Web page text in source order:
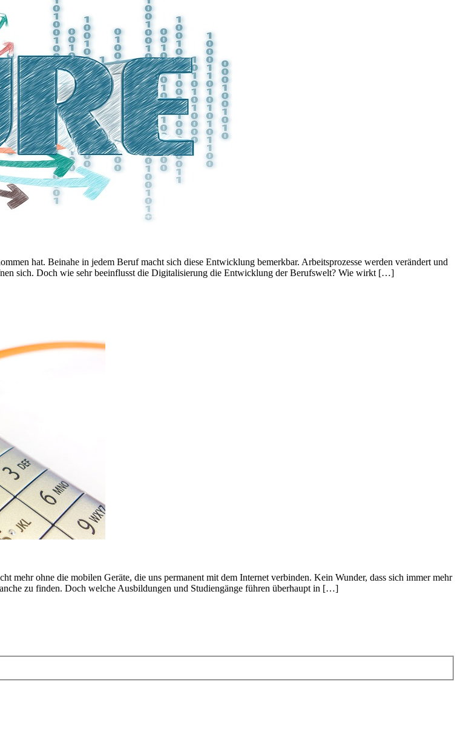
hat. Beinahe in jedem Beruf macht sich diese Entwicklung bemerkbar. Arbeitsprozesse werden verändert und
sich. Doch wie sehr beeinflusst die Digitalisierung die Entwicklung der Berufswelt? Wie wirkt […]
mehr ohne die mobilen Geräte, die uns permanent mit dem Internet verbinden. Kein Wunder, dass sich immer mehr
zu finden. Doch welche Ausbildungen und Studiengänge führen überhaupt in […]